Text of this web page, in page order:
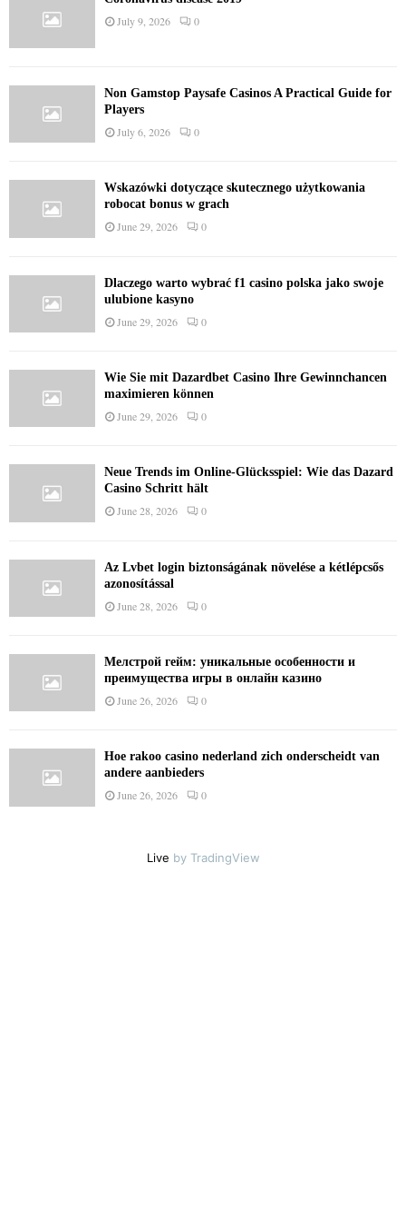
July 9, 2026 0
Non Gamstop Paysafe Casinos A Practical Guide for
Players
July 6, 2026 0
Wskazówki dotyczące skutecznego użytkowania
robocat bonus w grach
June 29, 2026 0
Dlaczego warto wybrać f1 casino polska jako swoje
ulubione kasyno
June 29, 2026 0
Wie Sie mit Dazardbet Casino Ihre Gewinnchancen
maximieren können
June 29, 2026 0
Neue Trends im Online-Glücksspiel: Wie das Dazard
Casino Schritt hält
June 28, 2026 0
Az Lvbet login biztonságának növelése a kétlépcsős
azonosítással
June 28, 2026 0
Мелстрой гейм: уникальные особенности и
преимущества игры в онлайн казино
June 26, 2026 0
Hoe rakoo casino nederland zich onderscheidt van
andere aanbieders
June 26, 2026 0
Live by TradingView